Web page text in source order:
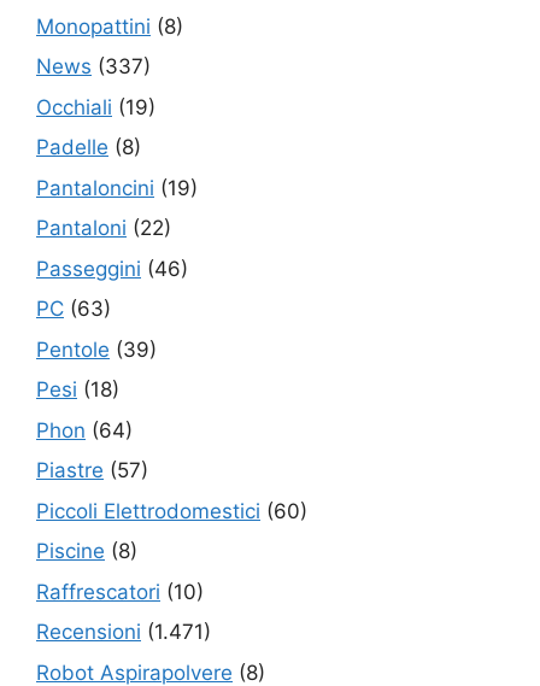
Monopattini (8)
News (337)
Occhiali (19)
Padelle (8)
Pantaloncini (19)
Pantaloni (22)
Passeggini (46)
PC (63)
Pentole (39)
Pesi (18)
Phon (64)
Piastre (57)
Piccoli Elettrodomestici (60)
Piscine (8)
Raffrescatori (10)
Recensioni (1.471)
Robot Aspirapolvere (8)